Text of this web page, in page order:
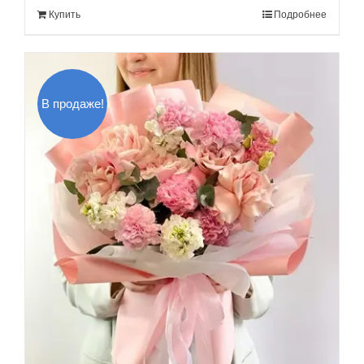
Купить Подробнее
В продаже!